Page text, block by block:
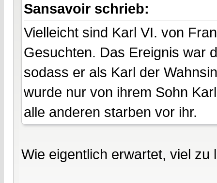
Sansavoir schrieb:
Vielleicht sind Karl VI. von
Gesuchten. Das Ereignis war
sodass er als Karl der
wurde nur von ihrem Sohn
alle anderen starben vor ihr.
Wie eigentlich erwartet, viel